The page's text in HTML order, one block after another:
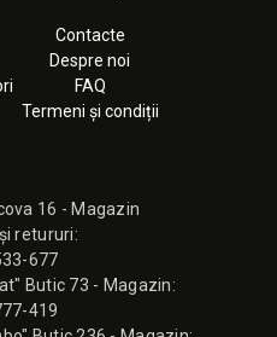
Contacte
Despre noi
FAQ
Termeni și condiții
16 - Magazin
retururi:
677
Butic 73 - Magazin:
419